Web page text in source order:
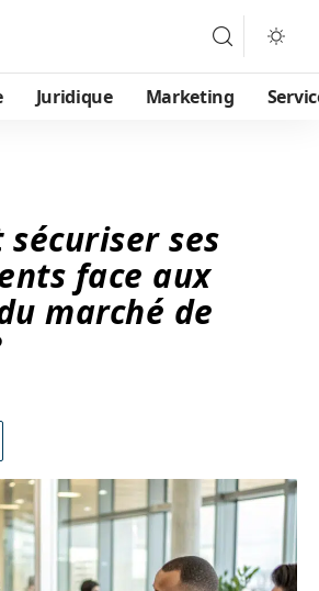
Juridique Marketing
sécuriser ses
face aux
marché de